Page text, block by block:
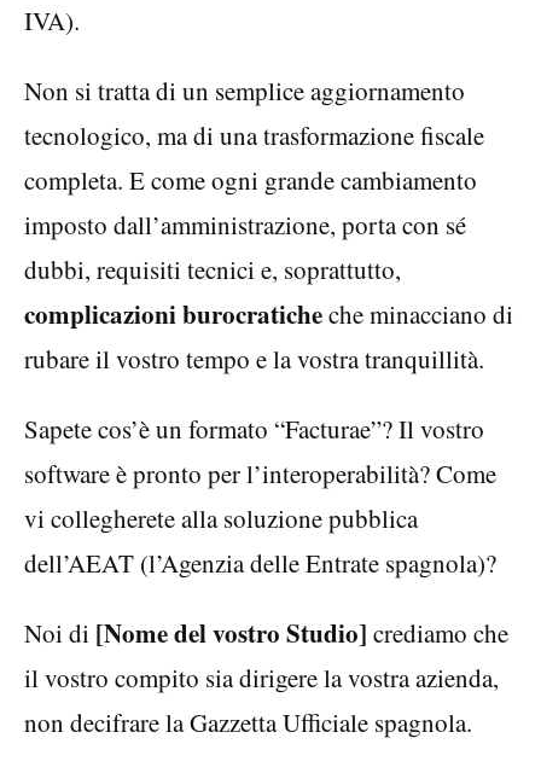
IVA).
Non si tratta di un semplice aggiornamento
tecnologico, ma di una trasformazione fiscale
completa. E come ogni grande cambiamento
imposto dall’amministrazione, porta con sé
dubbi, requisiti tecnici e, soprattutto,
complicazioni burocraticheche minacciano di
rubare il vostro tempo e la vostra tranquillità.
Sapete cos’è un formato “Facturae”? Il vostro
software è pronto per l’interoperabilità? Come
vi collegherete alla soluzione pubblica
dell’AEAT (l’Agenzia delle Entrate spagnola)?
Noi di [Nome del vostro Studio] crediamo che
il vostro compito sia dirigere la vostra azienda,
non decifrare la Gazzetta Ufficiale spagnola.